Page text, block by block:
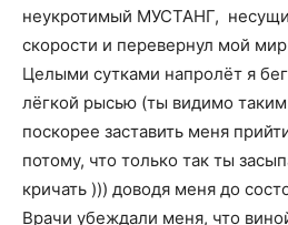
неукротимый МУСТАНГ,
скорости и перевернул мой мир
Целыми сутками напролёт я
лёгкой рысью (ты видимо
поскорее заставить меня
потому, что только так ты
кричать ))) доводя меня до
Врачи убеждали меня, что